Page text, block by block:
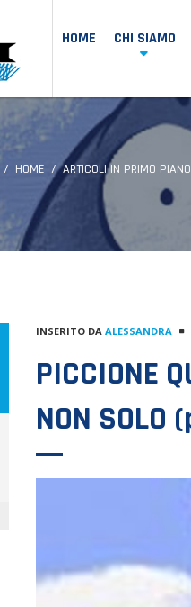
HOME CHI SIAMO
HOME ARTICOLI IN PRIMO PIANO
INSERITO DA ALESSANDRA
PICCIONE
NON